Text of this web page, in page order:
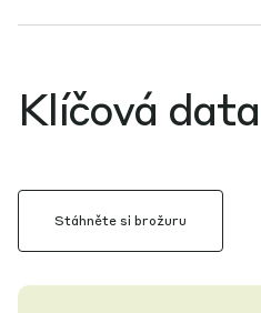
Klíčová
Stáhněte si brožuru